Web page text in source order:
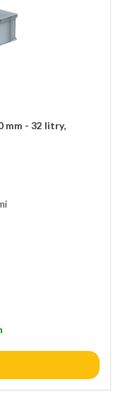
mm - 32 litry,